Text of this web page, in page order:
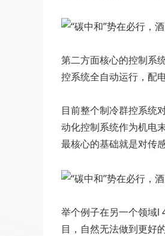
第二方面核心的控制系
控系统全自动运行，配
目前整个制冷群控系统
动化控制系统作为机电
最核心的基础就是对传
举个例子在另一个领域l
目，自然无法做到更好的